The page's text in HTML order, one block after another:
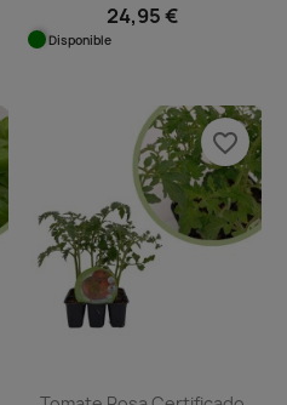
24,95 €
Disponible
favorite_border